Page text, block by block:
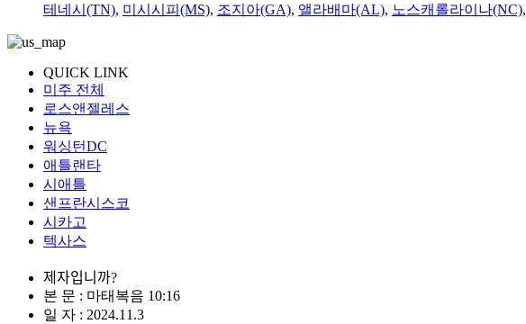
테네시(TN), 미시시피(MS), 조지아(GA), 앨라배마(AL), 노스캐롤라이나(NC),
QUICK LINK
미주 전체
로스앤젤레스
뉴욕
워싱턴DC
애틀랜타
시애틀
샌프란시스코
시카고
텍사스
제자입니까?
본 문 : 마태복음 10:16
일 자 : 2024.11.3